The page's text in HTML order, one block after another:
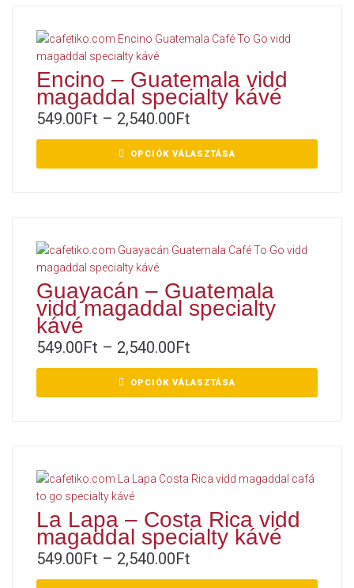
Encino – Guatemala vidd
magaddal specialty kávé
549.00Ft – 2,540.00Ft
OPCIÓK VÁLASZTÁSA
Guayacán – Guatemala
vidd magaddal specialty
kávé
549.00Ft – 2,540.00Ft
OPCIÓK VÁLASZTÁSA
La Lapa – Costa Rica vidd
magaddal specialty kávé
549.00Ft – 2,540.00Ft